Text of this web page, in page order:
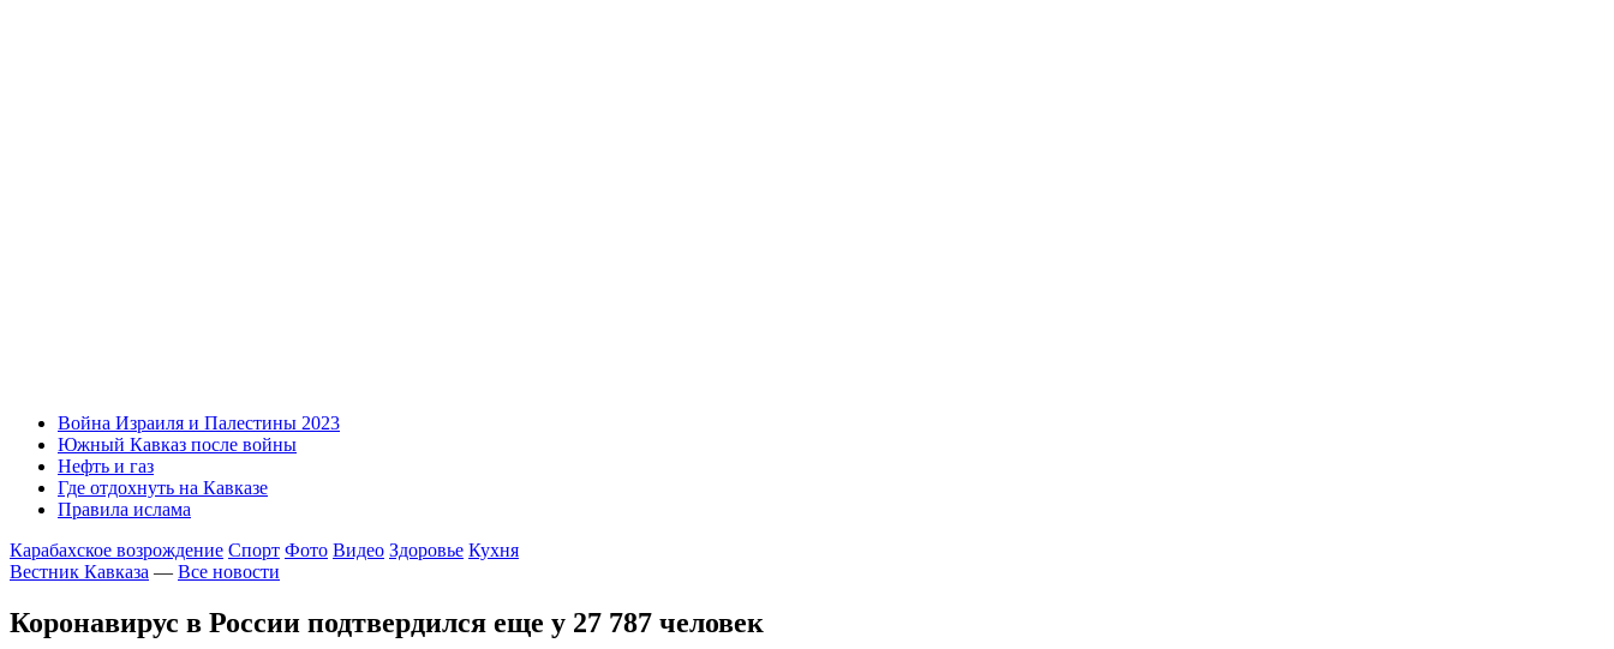
Война Израиля и Палестины 2023
Южный Кавказ после войны
Нефть и газ
Где отдохнуть на Кавказе
Правила ислама
Карабахское возрождение Спорт Фото Видео Здоровье Кухня
Вестник Кавказа — Все новости
Коронавирус в России подтвердился еще у 27 787 человек